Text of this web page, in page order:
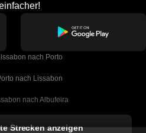
nach Porto
nach Lissabon
nach Albufeira
Strecken anzeigen